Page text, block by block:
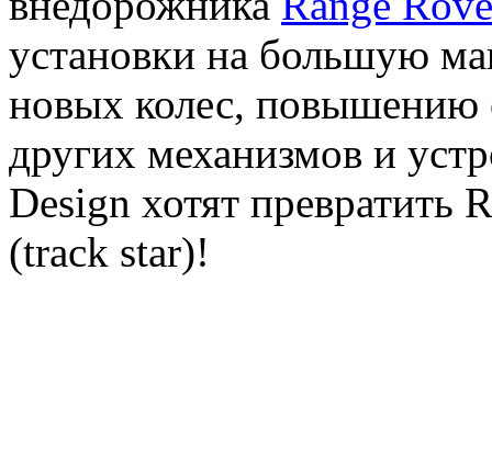
установки на большую
новых колес, повышению
других механизмов и
Design хотят превратить
(track star)!